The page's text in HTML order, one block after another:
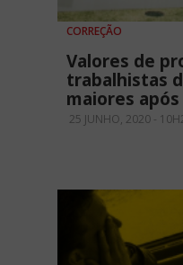
CORREÇÃO
Valores de
trabalhistas
maiores
25 JUNHO, 2020 -